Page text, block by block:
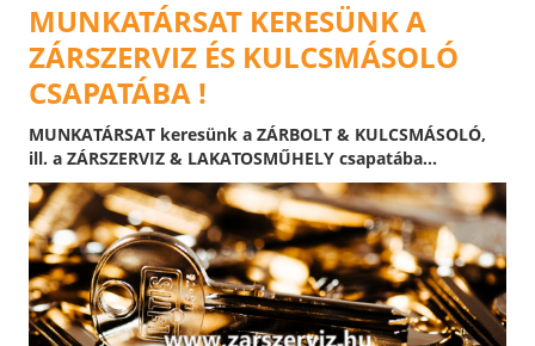
MUNKATÁRSAT KERESÜNK A
ZÁRSZERVIZ ÉS KULCSMÁSOLÓ
CSAPATÁBA !
MUNKATÁRSAT keresünk a ZÁRBOLT & KULCSMÁSOLÓ,
ill. a ZÁRSZERVIZ & LAKATOSMŰHELY csapatába...